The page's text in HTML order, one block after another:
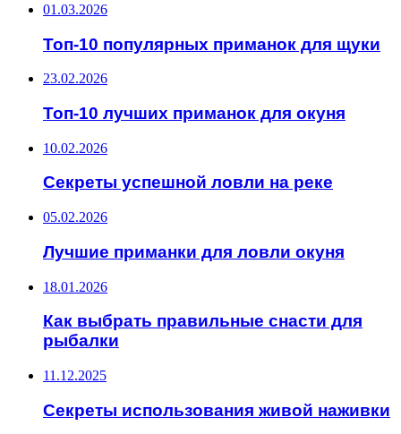
01.03.2026
Топ-10 популярных приманок для щуки
23.02.2026
Топ-10 лучших приманок для окуня
10.02.2026
Секреты успешной ловли на реке
05.02.2026
Лучшие приманки для ловли окуня
18.01.2026
Как выбрать правильные снасти для
рыбалки
11.12.2025
Секреты использования живой наживки